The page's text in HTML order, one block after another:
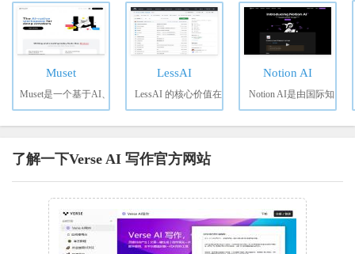
Muset
Muset是一个基于AI、
LessAI
LessAI 的核心价值在
Notion AI
Notion AI是由国际知
了解一下Verse AI 写作官方网站